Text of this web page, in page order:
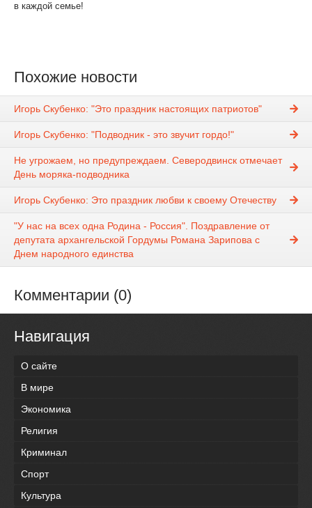
в каждой семье!
Похожие новости
Игорь Скубенко: "Это праздник настоящих патриотов"
Игорь Скубенко: "Подводник - это звучит гордо!"
Не угрожаем, но предупреждаем. Северодвинск отмечает
День моряка-подводника
Игорь Скубенко: Это праздник любви к своему Отечеству
"У нас на всех одна Родина - Россия". Поздравление от
депутата архангельской Гордумы Романа Зарипова с
Днем народного единства
Комментарии (0)
Навигация
О сайте
В мире
Экономика
Религия
Криминал
Спорт
Культура